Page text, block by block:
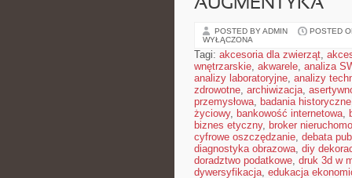
AUGMENTYKA
POSTED BY ADMIN POSTED
WYŁĄCZONA
Tagi: akcesoria dla zwierząt,
wnętrzarskie, akwarele, analiza
analizy laboratoryjne, analizy
zdrowotne, archiwizacja,
przemysłowa, badania historyczne
życiowy, bankowość internetowa,
biznes etyczny, broker
cyfrowe oszczędzanie, debata
diagnostyka obrazowa, diy
doradztwo podatkowe, druk 3d w
dywersyfikacja, edukacja